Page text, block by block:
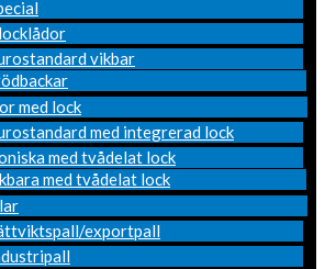
vikbar
med lock
med integrerad lock
med tvådelat lock
med tvådelat lock
exportpall